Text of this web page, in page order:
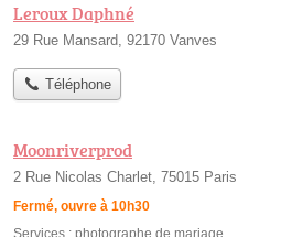
Leroux Daphné
29 Rue Mansard, 92170 Vanves
Téléphone
Moonriverprod
2 Rue Nicolas Charlet, 75015 Paris
Fermé, ouvre à 10h30
Services : photographe de mariage